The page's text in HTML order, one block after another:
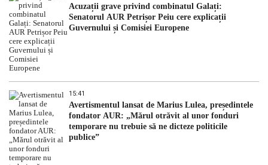
Acuzații grave privind combinatul Galați:
Senatorul AUR Petrișor Peiu cere explicații
Guvernului și Comisiei Europene
15:41
Avertismentul lansat de Marius Lulea, președintele
fondator AUR: „Mărul otrăvit al unor fonduri
temporare nu trebuie să ne dicteze politicile
publice”